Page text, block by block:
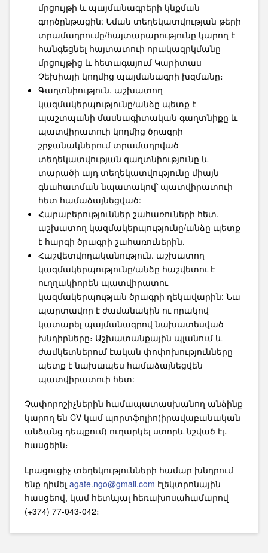
մրցույթի և պայմանագրերի կնքման
գործընթացին: Նման տեղեկատվության թերի
տրամադրումը/հայտարարությունը կարող է
հանգեցնել հայտատուի որակազրկմանը
մրցույթից և հետագայում Կարիտաս
Չեխիայի կողմից պայմանագրի խզմանը։
Գաղտնիություն. աշխատող
կազմակերպությունը/անձը պետք է
պաշտպանի մասնագիտական ​​գաղտնիքը և
պատվիրատուի կողմից ծրագրի
շրջանակներում տրամադրված
տեղեկատվության գաղտնիությունը և
տարածի այդ տեղեկատվությունը միայն
գնահատման նպատակով՝ պատվիրատուի
հետ համաձայնեցված:
Հարաբերություններ շահառուների հետ.
աշխատող կազմակերպությունը/անձը պետք
է հարգի ծրագրի շահառուներին.
Հաշվետվողականություն. աշխատող
կազմակերպությունը/անձը հաշվետու է
ուղղակիորեն պատվիրատու
կազմակերպության ծրագրի ղեկավարին: Նա
պարտավոր է ժամանակին ու որակով
կատարել պայմանագրով նախատեսված
խնդիրները։ Աշխատանքային պլանում և
ժամկետներում էական փոփոխությունները
պետք է նախապես համաձայնեցվեն
պատվիրատուի հետ:
Չափորոշիչներին համապատասխանող անձինք
կարող են CV կամ պորտֆոլիո(իրավաբանական
անձանց դեպքում) ուղարկել ստորև նշված էլ․
հասցեին։
Լրացուցիչ տեղեկությունների համար խնդրում
ենք դիմել agate.ngo@gmail.com էլեկտրոնային
հասցեով, կամ հետևյալ հեռախոսահամարով
(+374) 77-043-042։